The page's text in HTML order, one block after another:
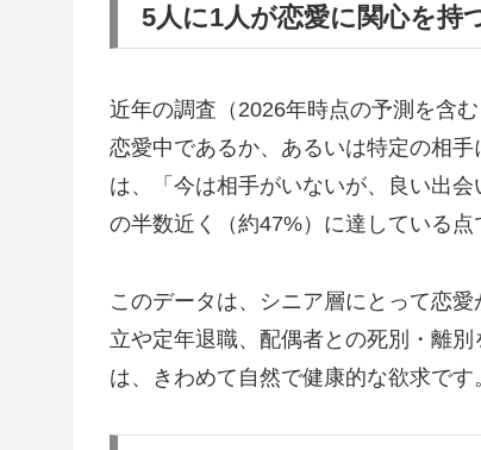
5人に1人が恋愛に関心を持
近年の調査（2026年時点の予測を含
恋愛中であるか、あるいは特定の相
は、「今は相手がいないが、良い出
の半数近く（約47%）に達している点
このデータは、シニア層にとって恋
立や定年退職、配偶者との死別・離
は、きわめて自然で健康的な欲求です